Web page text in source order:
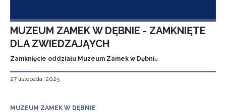
MUZEUM ZAMEK W DĘBNIE - ZAMKNIĘTE
DLA ZWIEDZAJĄYCH
Zamknięcie oddziału Muzeum Zamek w Dębnie
27 listopada, 2025
MUZEUM ZAMEK W DĘBNIE